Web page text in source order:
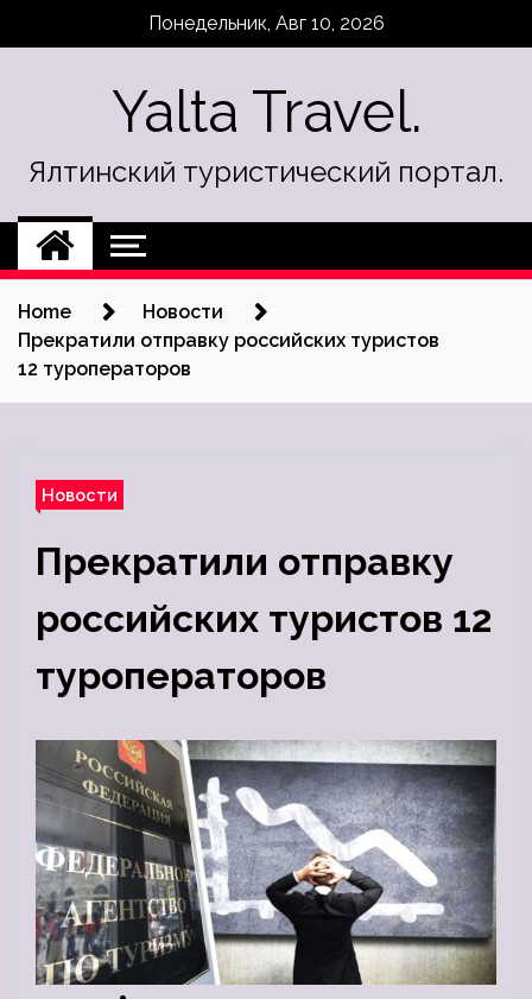
Понедельник, Авг 10, 2026
Yalta Travel.
Ялтинский туристический портал.
Home
Новости
Прекратили отправку российских туристов
12 туроператоров
Новости
Прекратили отправку
российских туристов 12
туроператоров